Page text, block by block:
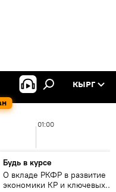
КЫРГ
01:00
Будь в курсе
О вкладе РКФР в развитие
экономики КР и ключевых